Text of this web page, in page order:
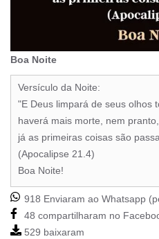
Boa Noite
Versículo da Noite:
"E Deus limpará de seus olhos
haverá mais morte, nem
já as primeiras coisas são
(Apocalipse 21.4)
Boa Noite!
918 Enviaram ao Whatsapp
48 compartilharam no
529 baixaram